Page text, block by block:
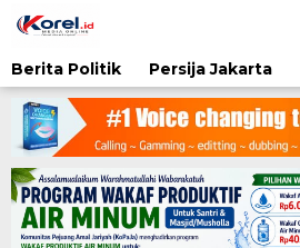
ke
Berita Politik
Persija Jakarta